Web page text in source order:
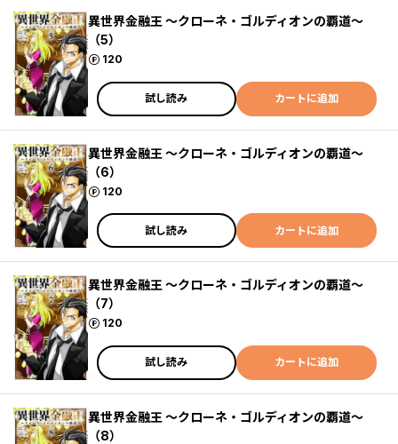
異世界金融王 ～クローネ・ゴルディオンの覇道～
（5）
120
ポイント
試し読み カートに追加
異世界金融王 ～クローネ・ゴルディオンの覇道～
（6）
120
ポイント
試し読み カートに追加
異世界金融王 ～クローネ・ゴルディオンの覇道～
（7）
120
ポイント
試し読み カートに追加
異世界金融王 ～クローネ・ゴルディオンの覇道～
（8）